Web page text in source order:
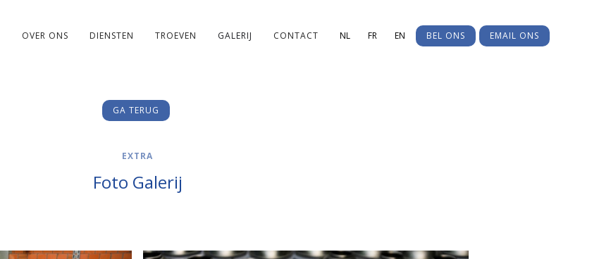
BEL ONS EMAIL ONS
OVER ONS DIENSTEN TROEVEN GALERIJ CONTACT NL FR EN
GA TERUG
EXTRA
Foto Galerij